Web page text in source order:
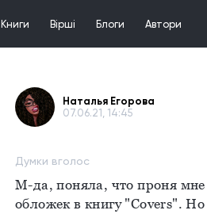
Книги Вірші Блоги Автори
Наталья Егорова
07.06.21, 14:45
Думки вголос
М-да, поняла, что проня
обложек в книгу "Covers".